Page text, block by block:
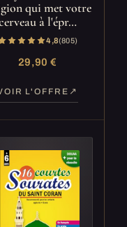
qui met votre
à l'épr…
4,8(805)
29,90 €
L'OFFRE